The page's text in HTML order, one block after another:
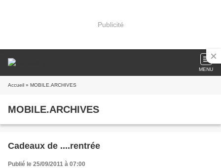
Publicité
MENU
Accueil » MOBILE.ARCHIVES
MOBILE.ARCHIVES
Cadeaux de ....rentrée
Publié le 25/09/2011 à 07:00